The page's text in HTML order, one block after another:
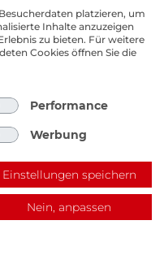
platzieren, um
Inhalte anzuzeigen
zu bieten. Für weitere
Cookies öffnen Sie die
Performance
Werbung
Einstellungen speichern
Nein, anpassen